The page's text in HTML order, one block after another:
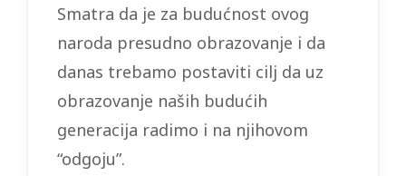
Smatra da je za budućnost ovog
naroda presudno obrazovanje i da
danas trebamo postaviti cilj da uz
obrazovanje naših budućih
generacija radimo i na njihovom
“odgoju”.